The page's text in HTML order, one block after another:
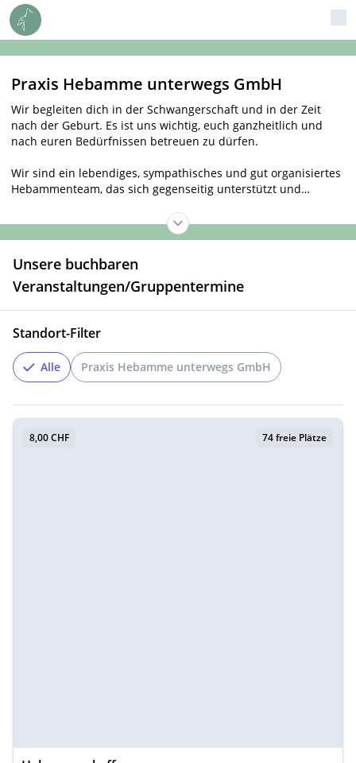
Praxis Hebamme unterwegs GmbH
Wir begleiten dich in der Schwangerschaft und in der Zeit
nach der Geburt. Es ist uns wichtig, euch ganzheitlich und
nach euren Bedürfnissen betreuen zu dürfen.
Wir sind ein lebendiges, sympathisches und gut organisiertes
Hebammenteam, das sich gegenseitig unterstützt und
darauf vertrauen, von engagierten und erfahrenen
Hebammen begleitet zu werden.
Jetzt einen Termin online vereinbaren.
Unsere buchbaren
Veranstaltungen/Gruppentermine
Standort-Filter
Alle Praxis Hebamme unterwegs GmbH
8,00 CHF 74 freie Plätze